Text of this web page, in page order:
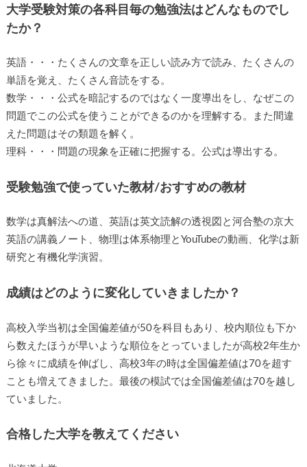
大学受験対策の各科目毎の勉強法はどんなものでし
たか？
英語・・・たくさんの文章を正しい読み方で読み、たくさんの
単語を覚え、たくさん音読をする。
数学・・・公式を暗記するのではなく一度導出をし、なぜこの
問題でこの公式を使うことができるのかを理解する。また間違
えた問題はその類題を解く。
理科・・・問題の現象を正確に把握する。公式は導出する。
受験勉強で使っていた教材/おすすめの教材
数学は真解法への道、英語は英文読解の透視図と河合塾の京大
英語の講義ノート、物理は体系物理とYouTubeの動画、化学は新
研究と有機化学演習。
成績はどのように変化していきましたか？
高校入学当初は全国偏差値が50を科目もあり、校内順位も下か
ら数えたほうが早いような順位をとっていましたが高校2年生か
ら徐々に成績を伸ばし、高校3年の時は全国偏差値は70を超す
ことも増えてきました。最後の模試では全国偏差値は70を越し
ていました。
合格した大学を教えてください